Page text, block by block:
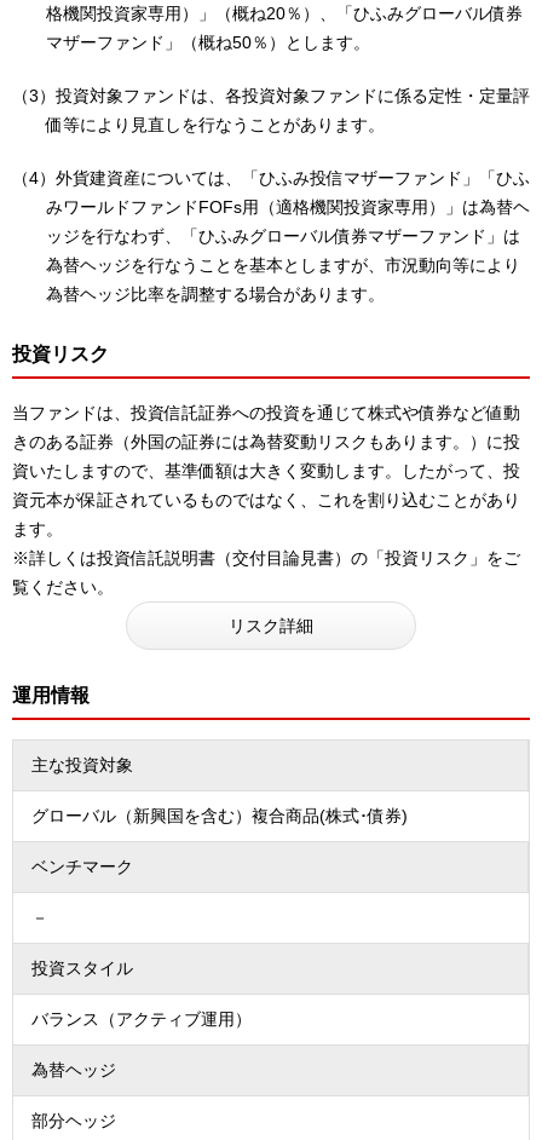
格機関投資家専用）」（概ね20％）、「ひふみグローバル債券
マザーファンド」（概ね50％）とします。
（3）投資対象ファンドは、各投資対象ファンドに係る定性・定量評
価等により見直しを行なうことがあります。
（4）外貨建資産については、「ひふみ投信マザーファンド」「ひふ
みワールドファンドFOFs用（適格機関投資家専用）」は為替ヘ
ッジを行なわず、「ひふみグローバル債券マザーファンド」は
為替ヘッジを行なうことを基本としますが、市況動向等により
為替ヘッジ比率を調整する場合があります。
投資リスク
当ファンドは、投資信託証券への投資を通じて株式や債券など値動
きのある証券（外国の証券には為替変動リスクもあります。）に投
資いたしますので、基準価額は大きく変動します。したがって、投
資元本が保証されているものではなく、これを割り込むことがあり
ます。
※詳しくは投資信託説明書（交付目論見書）の「投資リスク」をご
覧ください。
リスク詳細
運用情報
主な投資対象
グローバル（新興国を含む）複合商品(株式･債券)
ベンチマーク
－
投資スタイル
バランス（アクティブ運用）
為替ヘッジ
部分ヘッジ